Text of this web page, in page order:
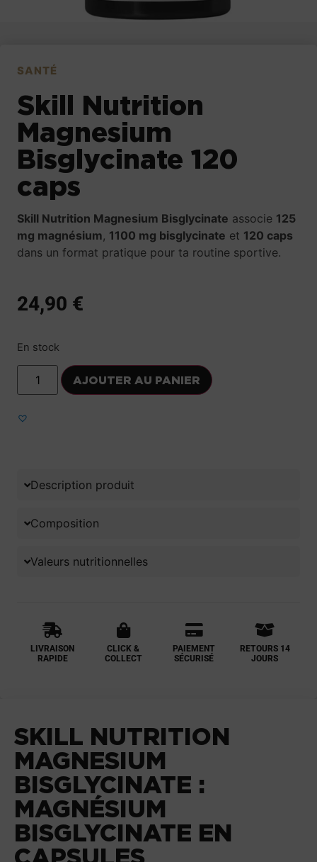
SANTÉ
Skill Nutrition
Magnesium
Bisglycinate 120
caps
Skill Nutrition Magnesium Bisglycinate associe 125
mg magnésium, 1100 mg bisglycinate et 120 caps
dans un format pratique pour ta routine sportive.
24,90 €
En stock
AJOUTER AU PANIER
Description produit
Composition
Valeurs nutritionnelles
LIVRAISON
RAPIDE
CLICK &
COLLECT
PAIEMENT
SÉCURISÉ
RETOURS 14
JOURS
SKILL NUTRITION
MAGNESIUM
BISGLYCINATE :
MAGNÉSIUM
BISGLYCINATE EN
CAPSULES